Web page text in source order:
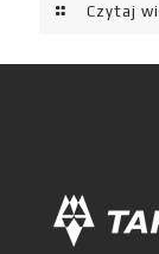
Czytaj